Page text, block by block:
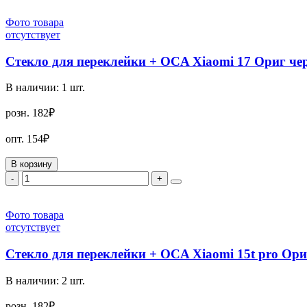
Фото товара
отсутствует
Стекло для переклейки + OCA Xiaomi 17 Ориг
В наличии: 1 шт.
розн. 182₽
опт. 154₽
В корзину
-
+
Фото товара
отсутствует
Стекло для переклейки + OCA Xiaomi 15t pro
В наличии: 2 шт.